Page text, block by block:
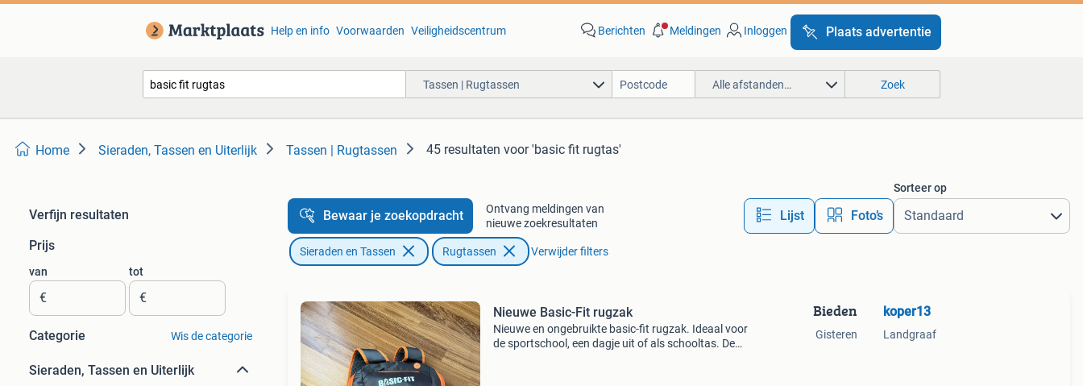
Help en info Voorwaarden Veiligheidscentrum Berichten Meldingen Inloggen Plaats advertentie
Tassen | Rugtassen Alle afstanden… Zoek
Home Sieraden, Tassen en Uiterlijk Tassen | Rugtassen 45 resultaten voor 'basic fit rugtas'
Verfijn resultaten
Prijs
van
€
tot
€
Categorie Wis de categorie
Sieraden, Tassen en Uiterlijk
Bewaar je zoekopdracht
Ontvang meldingen van
nieuwe zoekresultaten
Lijst Foto’s
Sorteer op
Sieraden en Tassen Rugtassen Verwijder filters
Nieuwe Basic-Fit rugzak
Nieuwe en ongebruikte basic-fit rugzak. Ideaal voor
de sportschool, een dagje uit of als schooltas. De
Bieden
Gisteren
koper13
Landgraaf